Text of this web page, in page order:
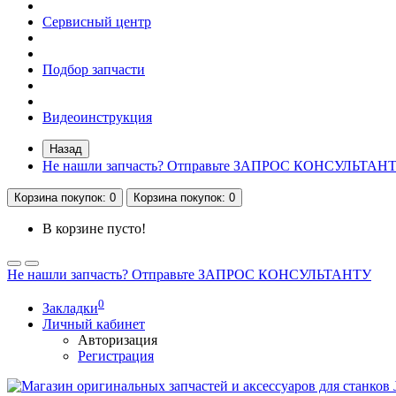
Сервисный центр
Подбор запчасти
Видеоинструкция
Назад
Не нашли запчасть? Отправьте ЗАПРОС
Корзинапокупок: 0 Корзинапокупок: 0
В корзине пусто!
Не нашли запчасть? Отправьте ЗАПРОС КОНСУЛЬТАНТУ
Закладки0
Личный кабинет
Авторизация
Регистрация